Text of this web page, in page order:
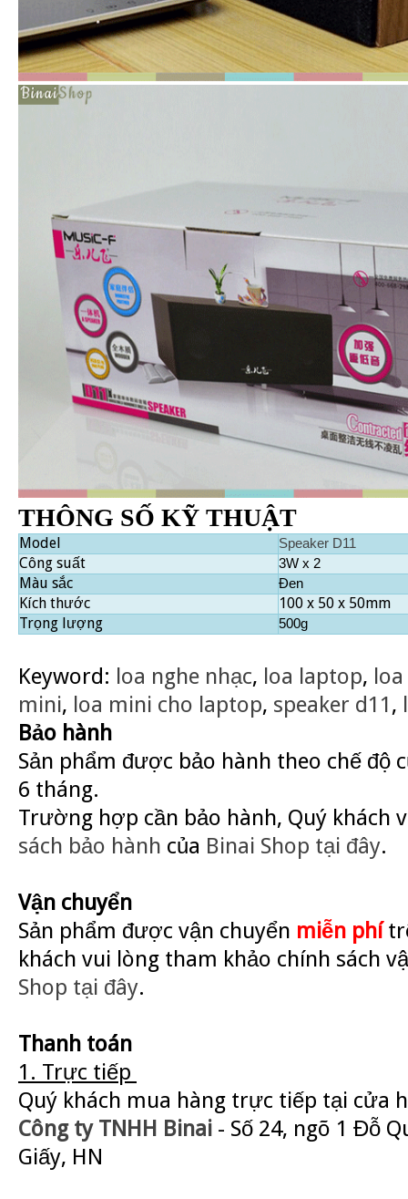
THÔNG SỐ KỸ THUẬT
Model Speaker D11
Công suất 3W x 2
Màu sắc Đen
Kích thước
100 x 50 x 50mm
Trọng lượng
500g
Keyword: loa nghe nhạc, loa laptop,
mini, loa mini cho laptop, speaker d11,
Bảo hành
Sản phẩm được bảo hành theo chế độ
6 tháng.
Trường hợp cần bảo hành, Quý khách
sách bảo hành của Binai Shop tại đây.
Vận chuyển
Sản phẩm được vận chuyển miễn phí
khách vui lòng tham khảo chính sách
Shop tại đây.
Thanh toán
1. Trực tiếp
Quý khách mua hàng trực tiếp tại cửa
Công ty TNHH Binai - Số 24, ngõ 1 Đỗ
Giấy, HN